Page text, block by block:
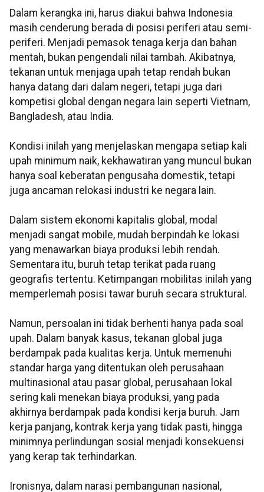
Dalam kerangka ini, harus diakui bahwa Indonesia
masih cenderung berada di posisi periferi atau semi-
periferi. Menjadi pemasok tenaga kerja dan bahan
mentah, bukan pengendali nilai tambah. Akibatnya,
tekanan untuk menjaga upah tetap rendah bukan
hanya datang dari dalam negeri, tetapi juga dari
kompetisi global dengan negara lain seperti Vietnam,
Bangladesh, atau India.
Kondisi inilah yang menjelaskan mengapa setiap kali
upah minimum naik, kekhawatiran yang muncul bukan
hanya soal keberatan pengusaha domestik, tetapi
juga ancaman relokasi industri ke negara lain.
Dalam sistem ekonomi kapitalis global, modal
menjadi sangat mobile, mudah berpindah ke lokasi
yang menawarkan biaya produksi lebih rendah.
Sementara itu, buruh tetap terikat pada ruang
geografis tertentu. Ketimpangan mobilitas inilah yang
memperlemah posisi tawar buruh secara struktural.
Namun, persoalan ini tidak berhenti hanya pada soal
upah. Dalam banyak kasus, tekanan global juga
berdampak pada kualitas kerja. Untuk memenuhi
standar harga yang ditentukan oleh perusahaan
multinasional atau pasar global, perusahaan lokal
sering kali menekan biaya produksi, yang pada
akhirnya berdampak pada kondisi kerja buruh. Jam
kerja panjang, kontrak kerja yang tidak pasti, hingga
minimnya perlindungan sosial menjadi konsekuensi
yang kerap tak terhindarkan.
Ironisnya, dalam narasi pembangunan nasional,